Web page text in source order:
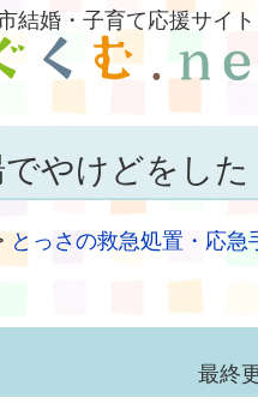
結婚・子育て応援サイト
やけどをした
とっさの救急処置・応急
最終